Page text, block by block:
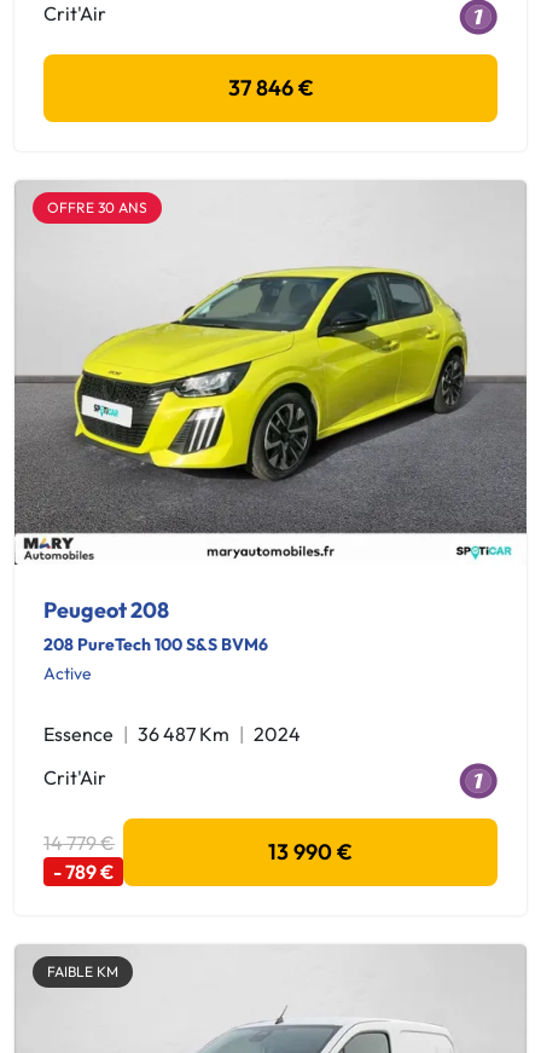
Crit'Air
37 846 €
OFFRE 30 ANS
Peugeot 208
208 PureTech 100 S&S BVM6
Active
Essence 36 487 Km
2024
Crit'Air
14 779 €
- 789 €
13 990 €
FAIBLE KM